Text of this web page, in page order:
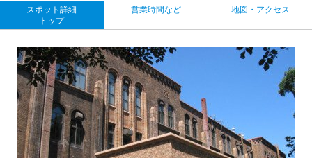
スポット詳細
トップ
営業時間など 地図・アクセス